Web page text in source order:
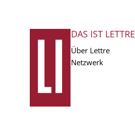
FUSSZEILE
DAS IST LETTRE
Über Lettre
Netzwerk